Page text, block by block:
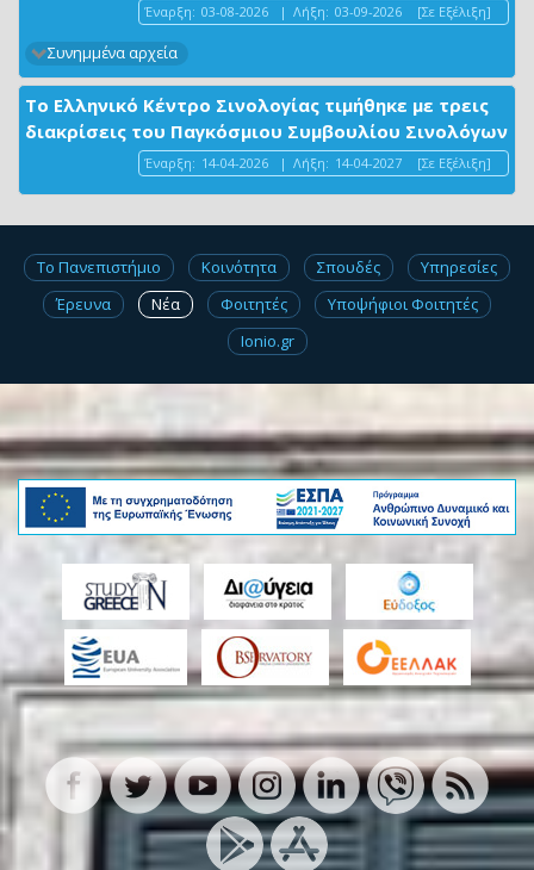
Έναρξη: 03-08-2026 | Λήξη: 03-09-2026 [Σε Εξέλιξη]
Συνημμένα αρχεία
Το Ελληνικό Κέντρο Σινολογίας τιμήθηκε με τρεις
διακρίσεις του Παγκόσμιου Συμβουλίου Σινολόγων
Έναρξη: 14-04-2026 | Λήξη: 14-04-2027 [Σε Εξέλιξη]
Το Πανεπιστήμιο Κοινότητα Σπουδές
Υπηρεσίες
Έρευνα
Νέα Φοιτητές
Υποψήφιοι Φοιτητές
Ionio.gr